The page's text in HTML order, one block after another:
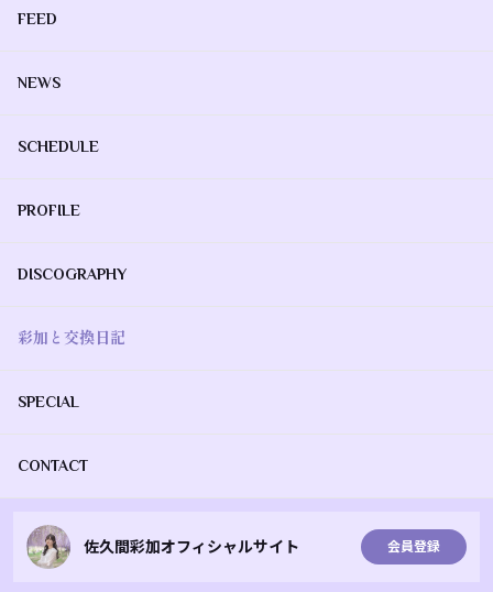
FEED
NEWS
SCHEDULE
PROFILE
DISCOGRAPHY
彩加と交換日記
SPECIAL
CONTACT
佐久間彩加オフィシャルサイト 会員登録